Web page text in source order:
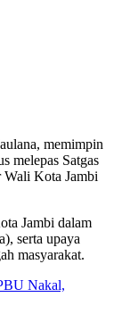
memimpin
melepas Satgas
Wali Kota Jambi
Jambi dalam
serta upaya
masyarakat.
Nakal,